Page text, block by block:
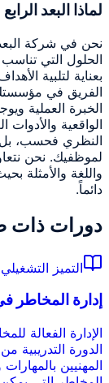
لماذا البعد الرابع
نحن في شركة البعد
الحلول التي
بعناية لتلبية
الفريق في مؤسستك.
الخبرة العملية
الواقعية والأدوات
النظري فحسب، بل
لموظفيك. نحن
واللغة والأمثلة
دائماً.
دورات ذات
التميز التشغيلي
إدارة المخاطر
الإدارة الفعالة
الدورة التدريبية
المهنيين